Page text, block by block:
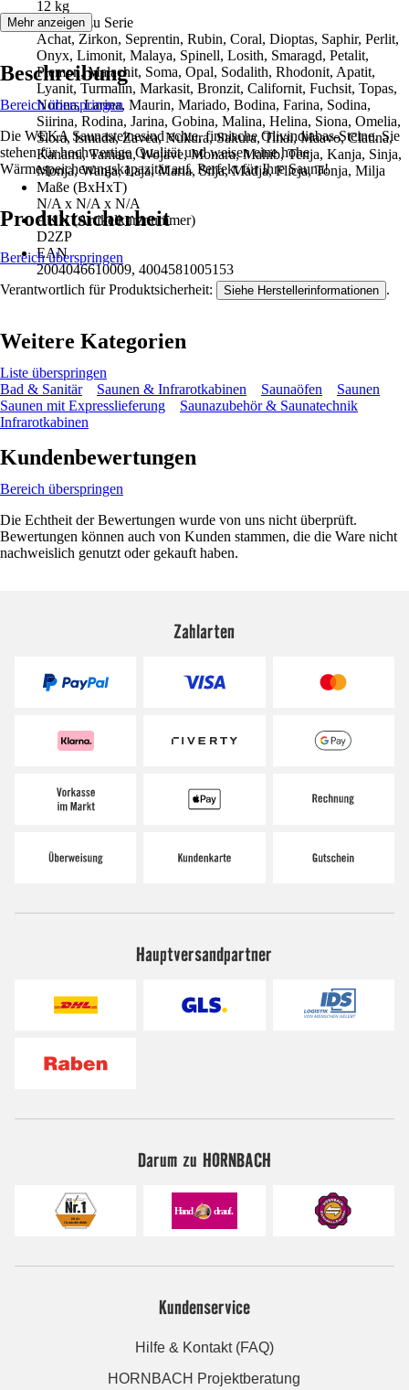
12 kg
Passend zu Serie
Achat, Zirkon, Seprentin, Rubin, Coral, Dioptas, Saphir, Perlit,
Onyx, Limonit, Malaya, Spinell, Losith, Smaragd, Petalit,
Piemon, Malachit, Soma, Opal, Sodalith, Rhodonit, Apatit,
Lyanit, Turmalin, Markasit, Bronzit, Californit, Fuchsit, Topas,
Norina, Larina, Maurin, Mariado, Bodina, Farina, Sodina,
Siirina, Rodina, Jarina, Gobina, Malina, Helina, Siona, Omelia,
Slora, Ismada, Zavea, Nukura, Sakura, Tinai, Maavo, Clatina,
Kanami, Tamara, Wojave, Monara, Mahib, Tenja, Kanja, Sinja,
Monja, Wanja, Laja, Maria, Silja, Madja, Flicja, Tonja, Milja
Maße (BxHxT)
N/A x N/A x N/A
AKN (Artikelkurznummer)
D2ZP
EAN
2004046610009, 4004581005153
Mehr anzeigen
Beschreibung
Bereich überspringen
Die WEKA Saunasteinesind echte, finnische Olivindiabas-Steine. Sie
stehen für hochwertige Qualität und weisen eine hohe
Wärmespeicherungskapazität auf. Perfekt für Ihre Sauna!
Produktsicherheit
Bereich überspringen
Verantwortlich für Produktsicherheit: Siehe Herstellerinformationen .
Weitere Kategorien
Liste überspringen
Bad & Sanitär
Saunen & Infrarotkabinen Saunaöfen
Saunen
Saunen mit Expresslieferung
Saunazubehör & Saunatechnik
Infrarotkabinen
Kundenbewertungen
Bereich überspringen
Die Echtheit der Bewertungen wurde von uns nicht überprüft.
Bewertungen können auch von Kunden stammen, die die Ware nicht
nachweislich genutzt oder gekauft haben.
Zahlarten
Hauptversandpartner
Darum zu HORNBACH
Kundenservice
Hilfe & Kontakt (FAQ)
HORNBACH Projektberatung